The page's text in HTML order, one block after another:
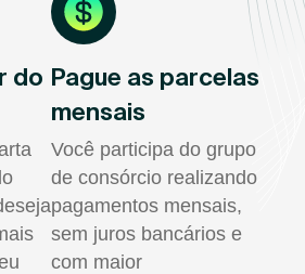
do Pague as parcelas
mensais
Você participa do grupo
de consórcio realizando
pagamentos mensais,
sem juros bancários e
com maior